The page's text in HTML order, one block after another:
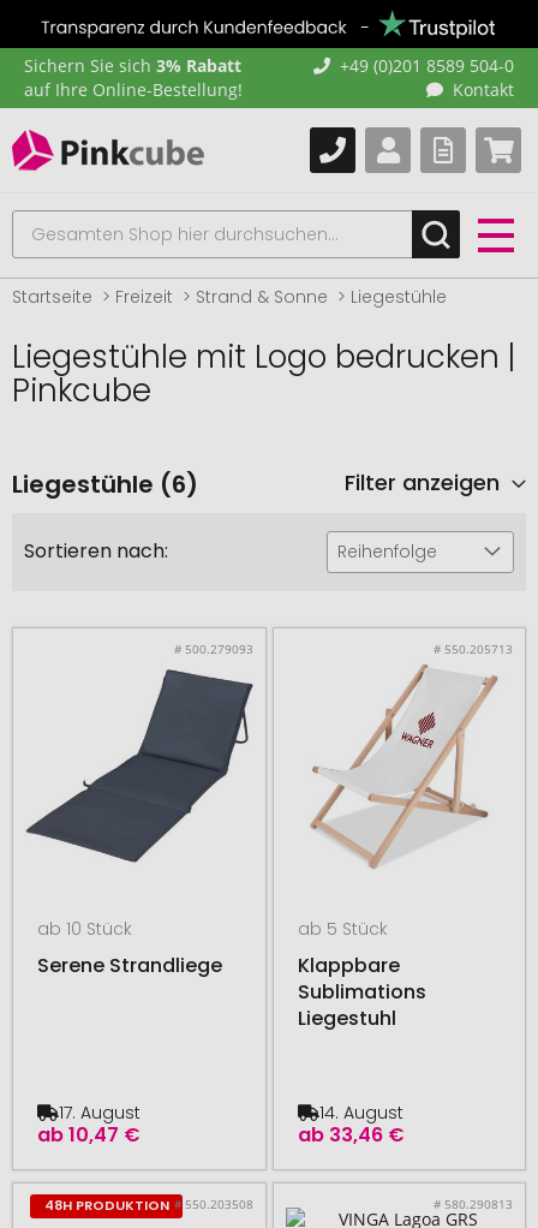
Sichern Sie sich 3% Rabatt
auf Ihre Online-Bestellung!
+49 (0)201 8589 504-0
Kontakt
Startseite Freizeit Strand & Sonne Liegestühle
Liegestühle mit Logo bedrucken |
Pinkcube
Liegestühle (6) Filter anzeigen
Sortieren nach: Reihenfolge
# 500.279093
ab 10 Stück
Serene Strandliege
ab10,47 €
17. August
# 550.205713
ab 5 Stück
Klappbare
Sublimations
Liegestuhl
ab 33,46 €
14. August
48H PRODUKTION # 550.203508 # 580.290813